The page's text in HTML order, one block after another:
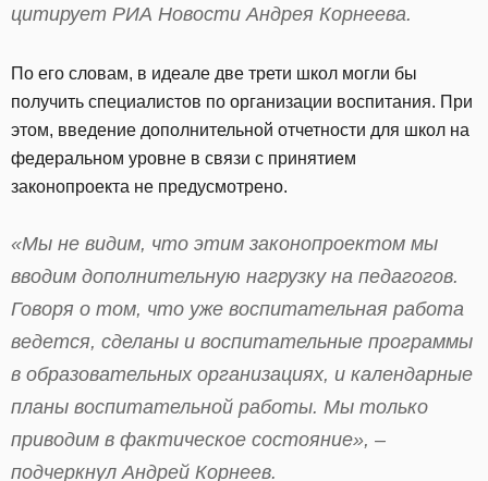
цитирует РИА Новости Андрея Корнеева.
По его словам, в идеале две трети школ могли бы
получить специалистов по организации воспитания. При
этом, введение дополнительной отчетности для школ на
федеральном уровне в связи с принятием
законопроекта не предусмотрено.
«Мы не видим, что этим законопроектом мы
вводим дополнительную нагрузку на педагогов.
Говоря о том, что уже воспитательная работа
ведется, сделаны и воспитательные программы
в образовательных организациях, и календарные
планы воспитательной работы. Мы только
приводим в фактическое состояние», –
подчеркнул Андрей Корнеев.